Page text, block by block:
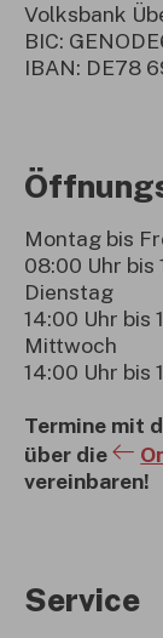
Volksbank
BIC:
IBAN: DE78
Montag bis
08:00 Uhr bis
Dienstag
14:00 Uhr bis
Mittwoch
14:00 Uhr bis
Termine mit
über die
vereinbaren!
Service